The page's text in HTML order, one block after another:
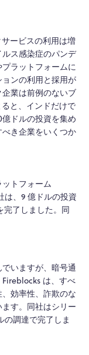
ービスの利用は増
ス感染症のパンデ
ラットフォームに
ンの利用と採用が
業は前例のないブ
と、インドだけで
ドルの投資を集め
き企業をいくつか
トフォーム
は、9 億ドルの投資
完了しました。同
いますが、暗号通
は、すべ
効率性、詐欺のな
す。同社はシリー
の調達で完了しま